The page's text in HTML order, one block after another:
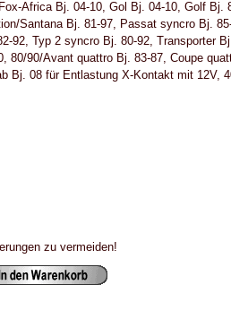
Africa Bj. 04-10, Gol Bj. 04-10, Golf Bj.
Santana Bj. 81-97, Passat syncro Bj.
Typ 2 syncro Bj. 80-92, Transporter
90/Avant quattro Bj. 83-87, Coupe
Bj. 08 für Entlastung X-Kontakt mit 12V,
zu vermeiden!